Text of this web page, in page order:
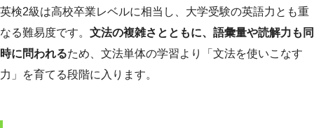
英検2級は高校卒業レベルに相当し、大学受験の英語力とも重
なる難易度です。 文法の複雑さとともに、語彙量や読解力も同
時に問われるため、文法単体の学習より「文法を使いこなす
力」を育てる段階に入ります。